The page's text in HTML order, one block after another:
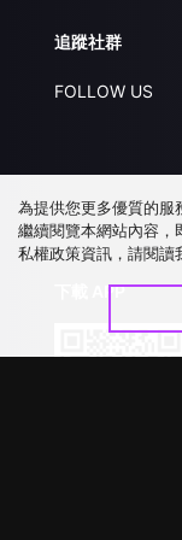
追蹤社群
FOLLOW US
下載 APP
為提供您更多優質的
繼續閱覽本網站內容
私權政策資訊，請閱讀